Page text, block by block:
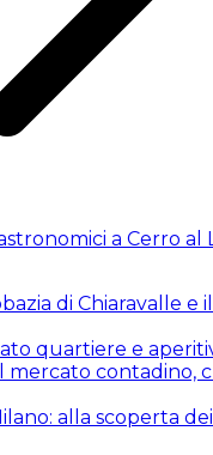
a Cerro al
di Chiaravalle e
quartiere e
mercato contadino,
alla scoperta